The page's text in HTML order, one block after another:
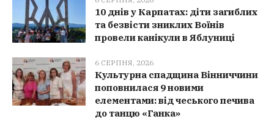
10 днів у Карпатах: діти загиблих
та безвісти зниклих Воїнів
провели канікули в Яблуниці
6 СЕРПНЯ, 2026
Культурна спадщина Вінниччини
поповнилася 9 новими
елементами: від чеського печива
до танцю «Ганка»